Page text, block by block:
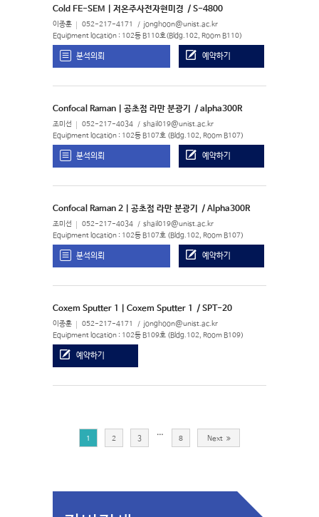
Cold FE-SEM | 저온주사전자현미경 / S-4800
이종훈 052-217-4171 jonghoon@unist.ac.kr
Equipment location : 102동 B110호(Bldg.102, Room B110)
분석의뢰 예약하기
Confocal Raman | 공초점 라만 분광기 / alpha300R
조미선 052-217-4034 shail019@unist.ac.kr
Equipment location : 102동 B107호 (Bldg.102, Room B107)
분석의뢰 예약하기
Confocal Raman 2 | 공초점 라만 분광기 / Alpha300R
조미선 052-217-4034 shail019@unist.ac.kr
Equipment location : 102동 B107호 (Bldg.102, Room B107)
분석의뢰 예약하기
Coxem Sputter 1 | Coxem Sputter 1 / SPT-20
이종훈 052-217-4171 jonghoon@unist.ac.kr
Equipment location : 102동 B109호 (Bldg.102, Room B109)
예약하기
1 2 3 … 8 Next